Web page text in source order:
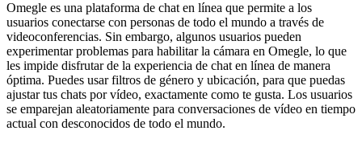
Omegle es una plataforma de chat en línea que permite a los
usuarios conectarse con personas de todo el mundo a través de
videoconferencias. Sin embargo, algunos usuarios pueden
experimentar problemas para habilitar la cámara en Omegle, lo que
les impide disfrutar de la experiencia de chat en línea de manera
óptima. Puedes usar filtros de género y ubicación, para que puedas
ajustar tus chats por vídeo, exactamente como te gusta. Los usuarios
se emparejan aleatoriamente para conversaciones de vídeo en tiempo
actual con desconocidos de todo el mundo.